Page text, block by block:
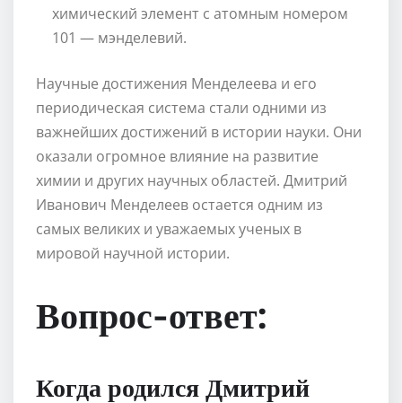
химический элемент с атомным номером
101 — мэнделевий.
Научные достижения Менделеева и его
периодическая система стали одними из
важнейших достижений в истории науки. Они
оказали огромное влияние на развитие
химии и других научных областей. Дмитрий
Иванович Менделеев остается одним из
самых великих и уважаемых ученых в
мировой научной истории.
Вопрос-ответ:
Когда родился Дмитрий